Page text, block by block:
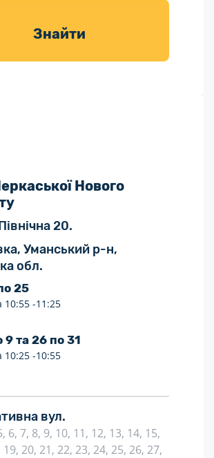
Знайти
Нового
20.
Уманський р-н,
обл.
25
10:55 -11:25
9 та 26 по 31
10:25 -10:55
вул.
6, 7, 8, 9, 10, 11, 12, 13, 14, 15,
19, 20, 21, 22, 23, 24, 25, 26, 27,